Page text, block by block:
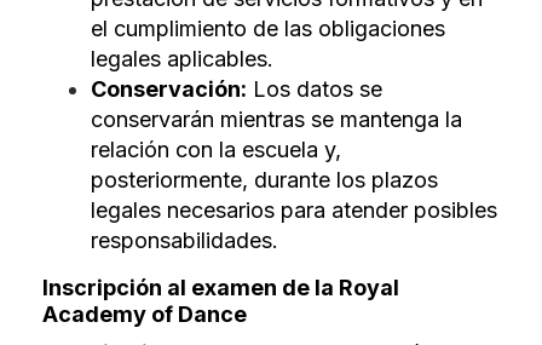
el cumplimiento de las obligaciones
legales aplicables.
Conservación: Los datos se
conservarán mientras se mantenga la
relación con la escuela y,
posteriormente, durante los plazos
legales necesarios para atender posibles
responsabilidades.
Inscripción al examen de la Royal
Academy of Dance